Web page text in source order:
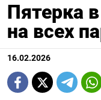
Пятерка
на всех
16.02.2026